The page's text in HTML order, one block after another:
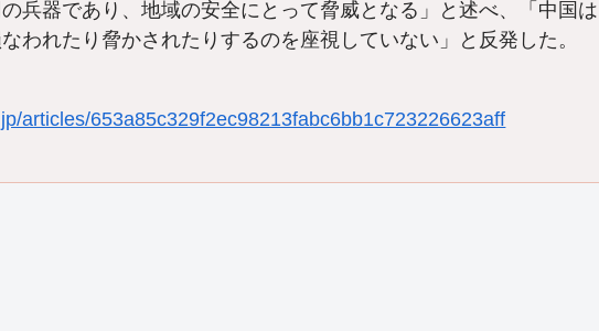
兵器であり、地域の安全にとって脅威となる」と述べ、「中国は
われたり脅かされたりするのを座視していない」と反発した。
articles/653a85c329f2ec98213fabc6bb1c723226623aff